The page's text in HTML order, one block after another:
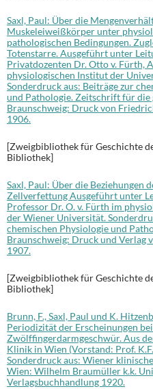
Saxl, Paul: Über die
Muskeleiweißkörper unter
pathologischen Bedingungen.
Totenstarre. Ausgeführt unter
Privatdozenten Dr. Otto v. Fürth,
physiologischen Institut der
Sonderdruck aus: Beiträge zur
und Pathologie. Zeitschrift für die
Braunschweig: Druck von
1906.
[Zweigbibliothek für Geschichte
Bibliothek]
Saxl, Paul: Über die Beziehungen
Zellverfettung Ausgeführt unter
Professor Dr. O. v. Fürth im
der Wiener Universität.
chemischen Physiologie und
Braunschweig: Druck und Verlag
1907.
[Zweigbibliothek für Geschichte
Bibliothek]
Brunn, F., Saxl, Paul und K.
Periodizität der Erscheinungen
Zwölffingerdarmgeschwür. Aus
Klinik in Wien (Vorstand: Prof.
Sonderdruck aus: Wiener
Wien: Wilhelm Braumüller k.k.
Verlagsbuchhandlung 1920.